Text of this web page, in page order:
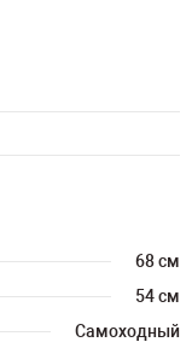
68 см
54 см
Самоходный